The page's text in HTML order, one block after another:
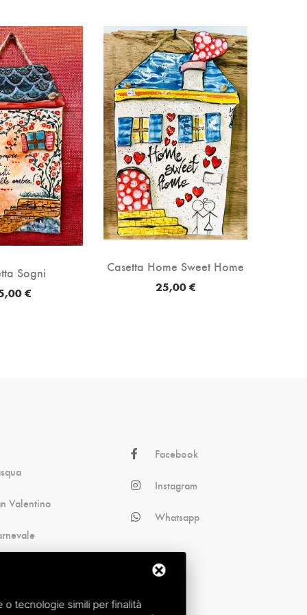
Sogni
€
Casetta Home Sweet Home
25,00 €
Valentino
Facebook
Instagram
Whatsapp
tecnologie simili per finalità